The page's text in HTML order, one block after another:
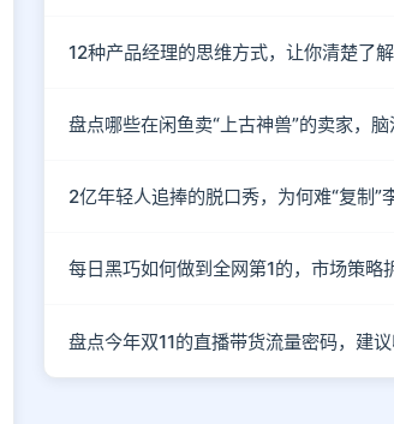
盘点哪些在闲鱼卖“上古神兽”的卖家，脑
每日黑巧如何做到全网第1的，市场策略
盘点今年双11的直播带货流量密码，建